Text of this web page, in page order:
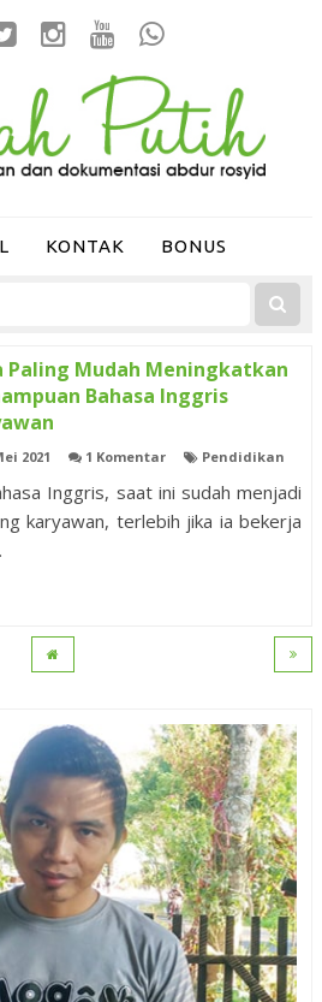
KONTAK BONUS
Paling Mudah Meningkatkan
Bahasa Inggris
2021 1 Komentar Pendidikan
Inggris, saat ini sudah menjadi
karyawan, terlebih jika ia bekerja